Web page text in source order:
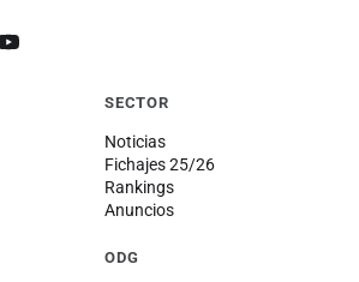
SECTOR
Noticias
Fichajes 25/26
Rankings
Anuncios
ODG